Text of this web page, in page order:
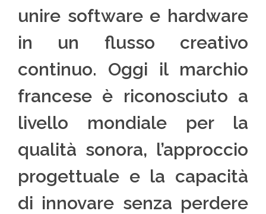
unire software e hardware
in un flusso creativo
continuo. Oggi il marchio
francese è riconosciuto a
livello mondiale per la
qualità sonora, l’approccio
progettuale e la capacità
di innovare senza perdere